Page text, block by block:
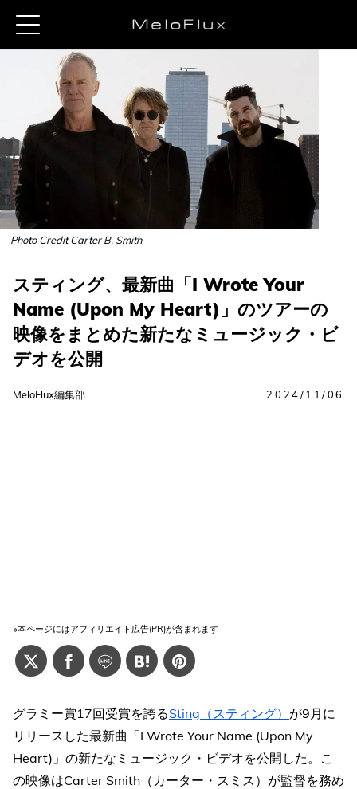
Photo Credit Carter B. Smith
スティング、最新曲「I Wrote Your
Name (Upon My Heart)」のツアーの
映像をまとめた新たなミュージック・ビ
デオを公開
MeloFlux編集部 2024/11/06
※本ページにはアフィリエイト広告(PR)が含まれます
グラミー賞17回受賞を誇るSting（スティング） が9月に
リリースした最新曲「I Wrote Your Name (Upon My
Heart)」の新たなミュージック・ビデオを公開した。こ
の映像はCarter Smith（カーター・スミス）が監督を務め